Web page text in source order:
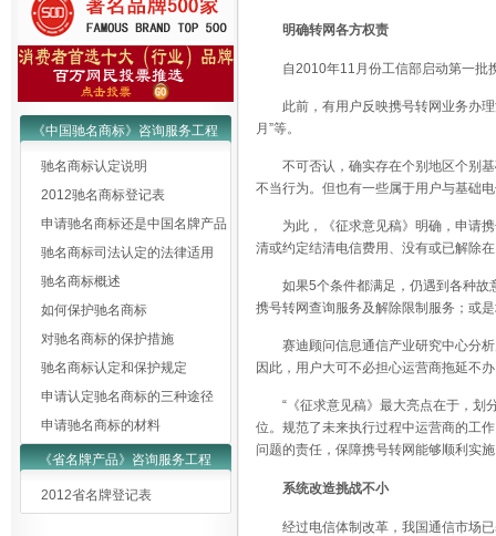
《中国驰名商标》咨询服务工程
驰名商标认定说明
2012驰名商标登记表
申请驰名商标还是中国名牌产品
驰名商标司法认定的法律适用
驰名商标概述
如何保护驰名商标
对驰名商标的保护措施
驰名商标认定和保护规定
申请认定驰名商标的三种途径
申请驰名商标的材料
《省名牌产品》咨询服务工程
2012省名牌登记表
明确转网各方权责
自2010年11月份工信部启动第一批
此前，有用户反映携号转网业务办
月”等。
不可否认，确实存在个别地区个别
不当行为。但也有一些属于用户与基础
为此，《征求意见稿》明确，申请
清或约定结清电信费用、没有或已解除
如果5个条件都满足，仍遇到各种
携号转网查询服务及解除限制服务；或
赛迪顾问信息通信产业研究中心分
因此，用户大可不必担心运营商拖延不
“《征求意见稿》最大亮点在于，划
位。规范了未来执行过程中运营商的工
问题的责任，保障携号转网能够顺利实
系统改造挑战不小
经过电信体制改革，我国通信市场